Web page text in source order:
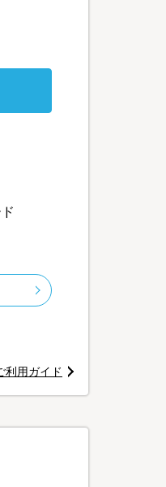
利用ガイド